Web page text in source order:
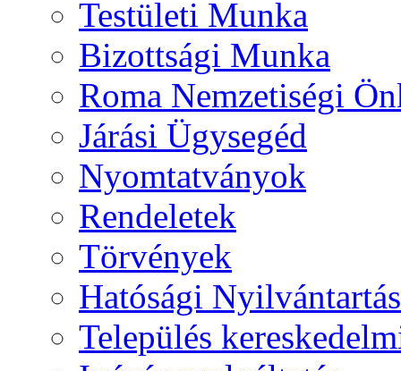
Testületi Munka
Bizottsági Munka
Roma Nemzetiségi
Járási Ügysegéd
Nyomtatványok
Rendeletek
Törvények
Hatósági
Település